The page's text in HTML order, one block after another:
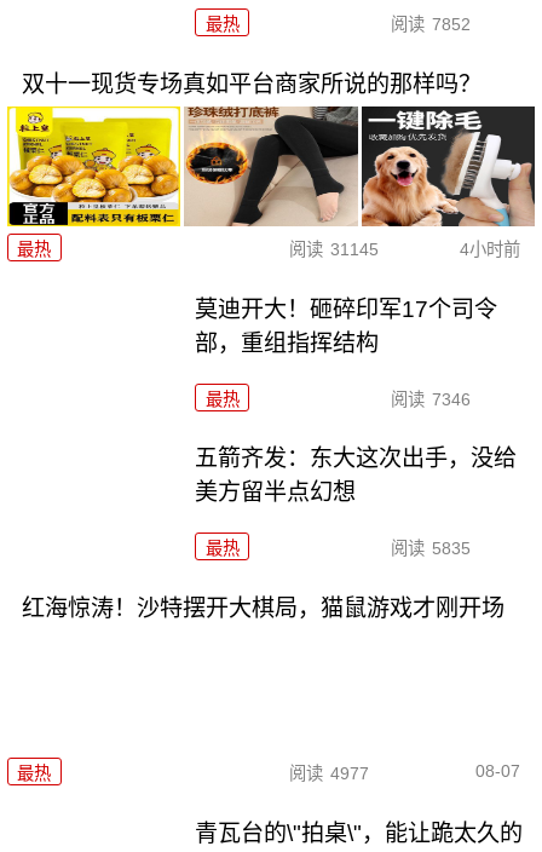
最热 阅读 7852
双十一现货专场真如平台商家所说的那样吗？
最热 阅读 31145 4小时前
莫迪开大！砸碎印军17个司令
部，重组指挥结构
最热 阅读 7346
五箭齐发：东大这次出手，没给
美方留半点幻想
最热 阅读 5835
红海惊涛！沙特摆开大棋局，猫鼠游戏才刚开场
最热 阅读 4977 08-07
青瓦台的\"拍桌\"，能让跪太久的